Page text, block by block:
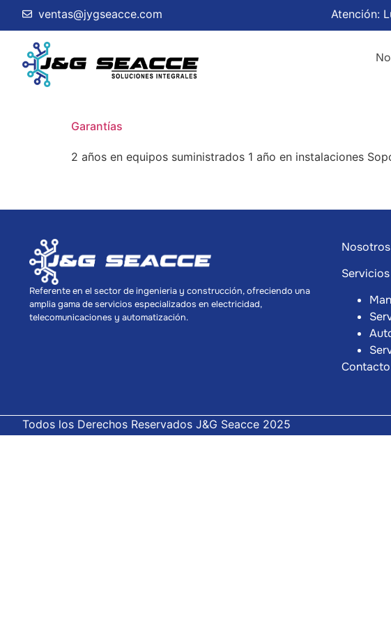
ventas@jygseacce.com Atención:
Garantías
2 años en equipos suministrados 1 año en instalaciones
Referente en el sector de ingenieria y construcción, ofreciendo una
amplia gama de servicios especializados en electricidad,
telecomunicaciones y automatización.
Nosotros
Servicios
Contacto
Todos los Derechos Reservados J&G Seacce 2025